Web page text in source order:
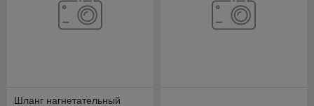
Шланг нагнетательный